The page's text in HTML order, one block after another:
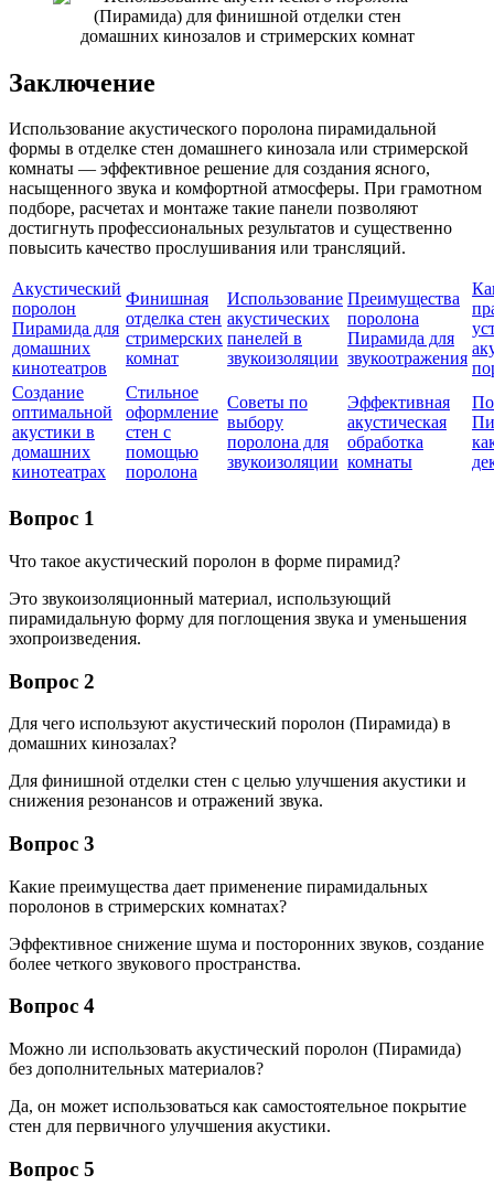
Заключение
Использование акустического поролона пирамидальной
формы в отделке стен домашнего кинозала или стримерской
комнаты — эффективное решение для создания ясного,
насыщенного звука и комфортной атмосферы. При грамотном
подборе, расчетах и монтаже такие панели позволяют
достигнуть профессиональных результатов и существенно
повысить качество прослушивания или трансляций.
Акустический
поролон
Пирамида для
домашних
кинотеатров
Финишная
отделка стен
стримерских
комнат
Использование
акустических
панелей в
звукоизоляции
Преимущества
поролона
Пирамида для
звукоотражения
Создание
оптимальной
акустики в
домашних
кинотеатрах
Стильное
оформление
стен с
помощью
поролона
Советы по
выбору
поролона для
звукоизоляции
Эффективная
акустическая
обработка
комнаты
Вопрос 1
Что такое акустический поролон в форме пирамид?
Это звукоизоляционный материал, использующий
пирамидальную форму для поглощения звука и уменьшения
эхопроизведения.
Вопрос 2
Для чего используют акустический поролон (Пирамида) в
домашних кинозалах?
Для финишной отделки стен с целью улучшения акустики и
снижения резонансов и отражений звука.
Вопрос 3
Какие преимущества дает применение пирамидальных
поролонов в стримерских комнатах?
Эффективное снижение шума и посторонних звуков, создание
более четкого звукового пространства.
Вопрос 4
Можно ли использовать акустический поролон (Пирамида)
без дополнительных материалов?
Да, он может использоваться как самостоятельное покрытие
стен для первичного улучшения акустики.
Вопрос 5